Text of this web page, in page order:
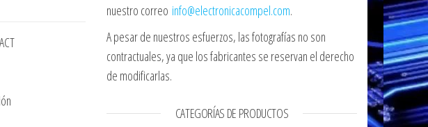
nuestro correo info@electronicacompel.com.
A pesar de nuestros esfuerzos, las fotografías no son
contractuales, ya que los fabricantes se reservan el derecho
de modificarlas.
CATEGORÍAS DE PRODUCTOS